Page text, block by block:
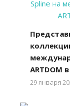
ARTDOM
29 января